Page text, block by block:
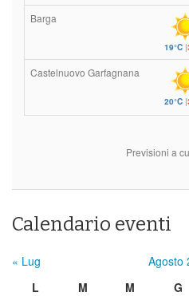
Barga
19°C |
Castelnuovo Garfagnana
20°C |
Previsioni a
Calendario eventi
« Lug Agosto
L
M M G